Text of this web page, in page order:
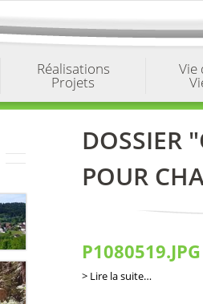
Réalisations
Projets
Vie
DOSSIER
POUR
P1080519.JPG
Lire la suite…